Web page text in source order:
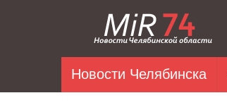
Новости Челябинска